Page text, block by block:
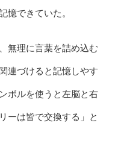
憶できていた。
無理に言葉を詰め込む
連づけると記憶しやす
ボルを使うと左脳と右
ーは皆で交換する」と